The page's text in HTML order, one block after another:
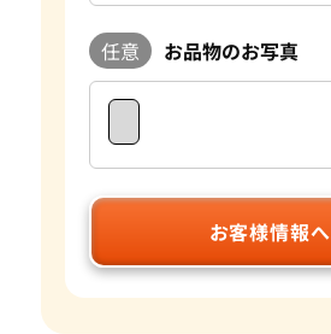
任意 お品物のお写真
お客様情報へ